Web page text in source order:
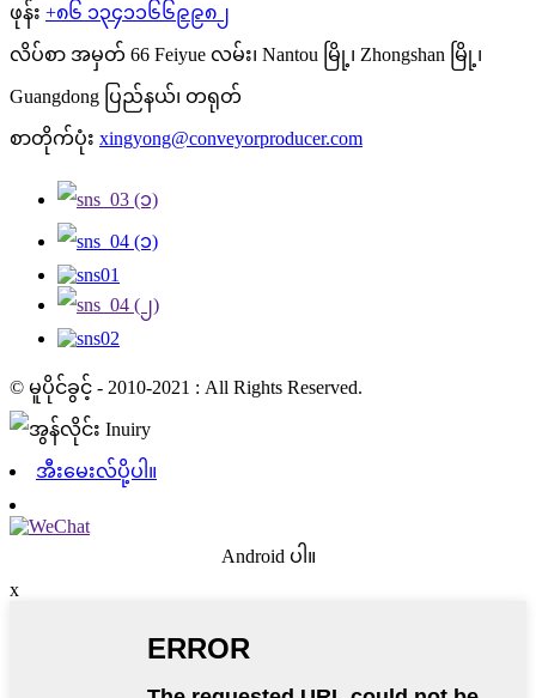
ဖုန်း +၈၆ ၁၃၄၁၁၆၆၉၉၈၂
လိပ်စာ အမှတ် 66 Feiyue လမ်း၊ Nantou မြို့၊ Zhongshan မြို့၊
Guangdong ပြည်နယ်၊ တရုတ်
စာတိုက်ပုံး xingyong@conveyorproducer.com
© မူပိုင်ခွင့် - 2010-2021 : All Rights Reserved.
အီးမေးလ်ပို့ပါ။
Android ပါ။
x